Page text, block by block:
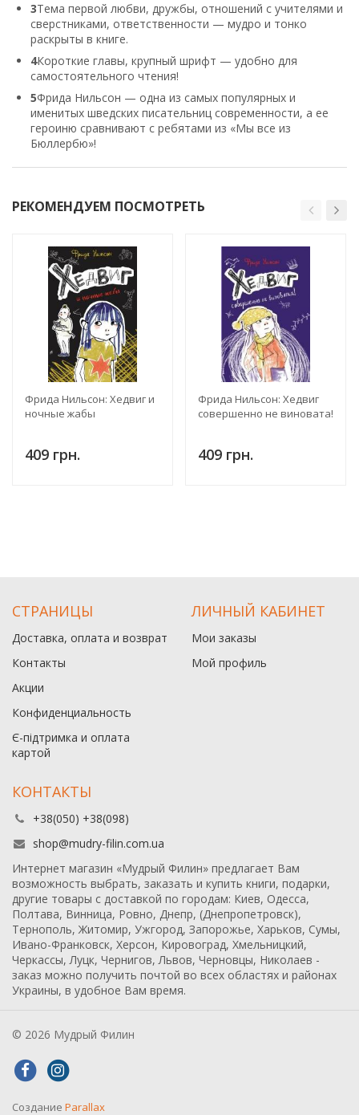
3Тема первой любви, дружбы, отношений с учителями и
сверстниками, ответственности — мудро и тонко
раскрыты в книге.
4Короткие главы, крупный шрифт — удобно для
самостоятельного чтения!
5Фрида Нильсон — одна из самых популярных и
именитых шведских писательниц современности, а ее
героиню сравнивают с ребятами из «Мы все из
Бюллербю»!
РЕКОМЕНДУЕМ ПОСМОТРЕТЬ
Фрида Нильсон: Хедвиг и
ночные жабы
409 грн.
Фрида Нильсон: Хедвиг
совершенно не виновата!
409 грн.
СТРАНИЦЫ
Доставка, оплата и возврат
Контакты
Акции
Конфиденциальность
Є-підтримка и оплата
картой
ЛИЧНЫЙ КАБИНЕТ
Мои заказы
Мой профиль
КОНТАКТЫ
+38(050) +38(098)
shop@mudry-filin.com.ua
Интернет магазин «Мудрый Филин» предлагает Вам
возможность выбрать, заказать и купить книги, подарки,
другие товары с доставкой по городам: Киев, Одесса,
Полтава, Винница, Ровно, Днепр, (Днепропетровск),
Тернополь, Житомир, Ужгород, Запорожье, Харьков, Сумы,
Ивано-Франковск, Херсон, Кировоград, Хмельницкий,
Черкассы, Луцк, Чернигов, Львов, Черновцы, Николаев -
заказ можно получить почтой во всех областях и районах
Украины, в удобное Вам время.
© 2026 Мудрый Филин
Создание Parallax